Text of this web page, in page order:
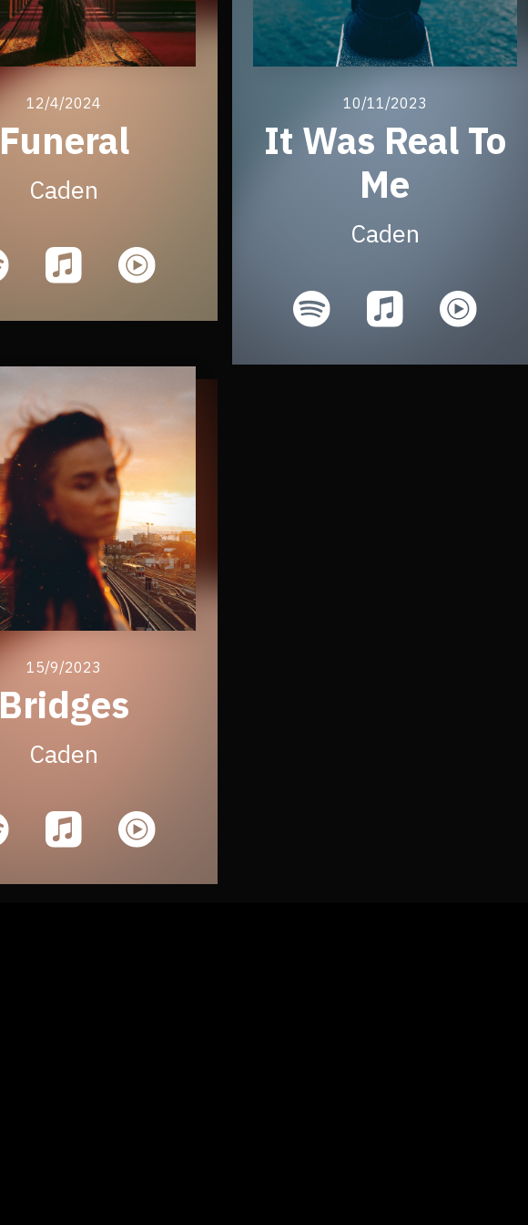
12/4/2024
Funeral
Caden
10/11/2023
It Was Real To
Me
Caden
15/9/2023
Bridges
Caden